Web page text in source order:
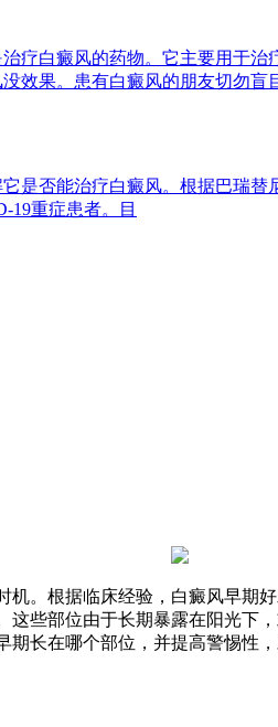
疗白癜风的药物。它主要用于
效果。患有白癜风的朋友切勿
是否能治疗白癜风。根据巴瑞
19重症患者。目
。根据临床经验，白癜风早
些部位由于长期暴露在阳光
长在哪个部位，并提高警惕性